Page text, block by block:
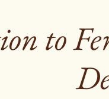
to